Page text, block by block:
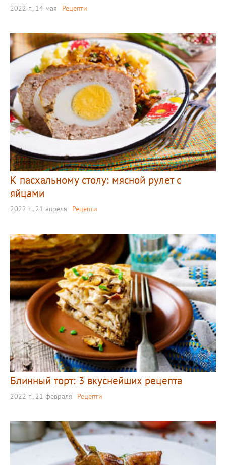
2022 г., 14 мая Рецепти
К пасхальному столу: мясной рулет с
яйцами
2022 г., 21 апреля Рецепти
Блинный торт: 3 вкуснейших рецепта
2022 г., 21 февраля Рецепти